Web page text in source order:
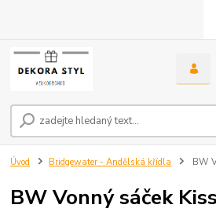
Úvod Bridgewater - Andělská křídla BW
BW Vonný sáček